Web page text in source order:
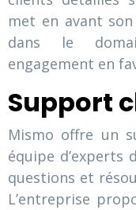
met en avant
dans le
engagement en
Support
Mismo offre un
équipe d’experts
questions et
L’entreprise